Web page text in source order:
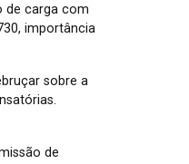
de carga com
importância
sobre a
de